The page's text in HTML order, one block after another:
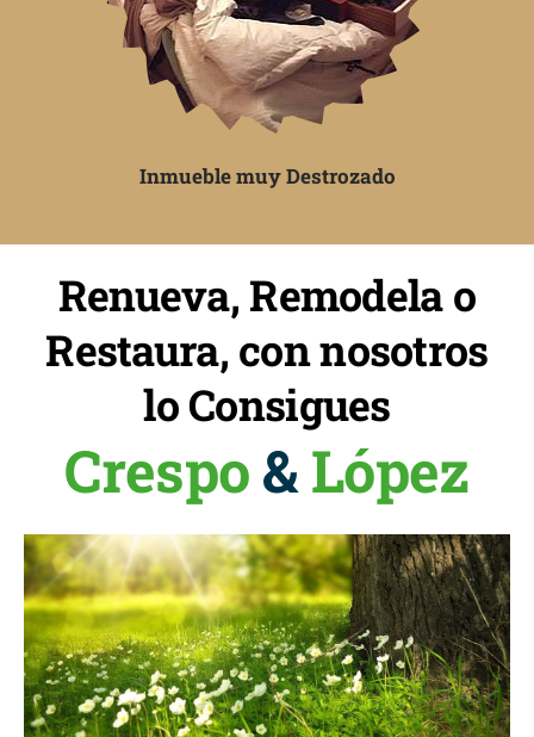
Inmueble muy Destrozado
Renueva, Remodela o
Restaura, con nosotros
lo Consigues
Crespo&López